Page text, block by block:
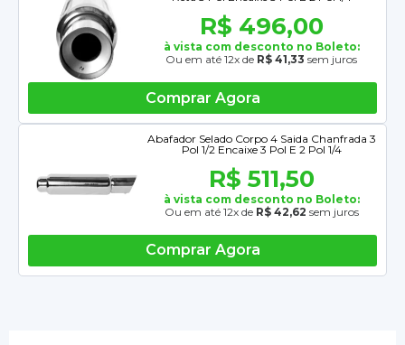
R$ 496,00
à vista com desconto no Boleto:
Ou em até 12x de R$ 41,33 sem juros
Comprar Agora
Abafador Selado Corpo 4 Saida Chanfrada 3
Pol 1/2 Encaixe 3 Pol E 2 Pol 1/4
R$ 511,50
à vista com desconto no Boleto:
Ou em até 12x de R$ 42,62 sem juros
Comprar Agora